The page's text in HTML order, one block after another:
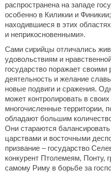
распространена на западе
особенно в Киликии и Финикии;
находившиеся в этих
и неприкосновенными».
Сами сирийцы отличались
удовольствиям и
государство поражает своими
деятельность и желание
новые подвиги и сражения.
может контролировать в
многочисленные территории,
обладают большим
Они стараются
царствами и восточными
призвание – государство
конкурент Птолемеям, Понту,
самому Риму в борьбе за